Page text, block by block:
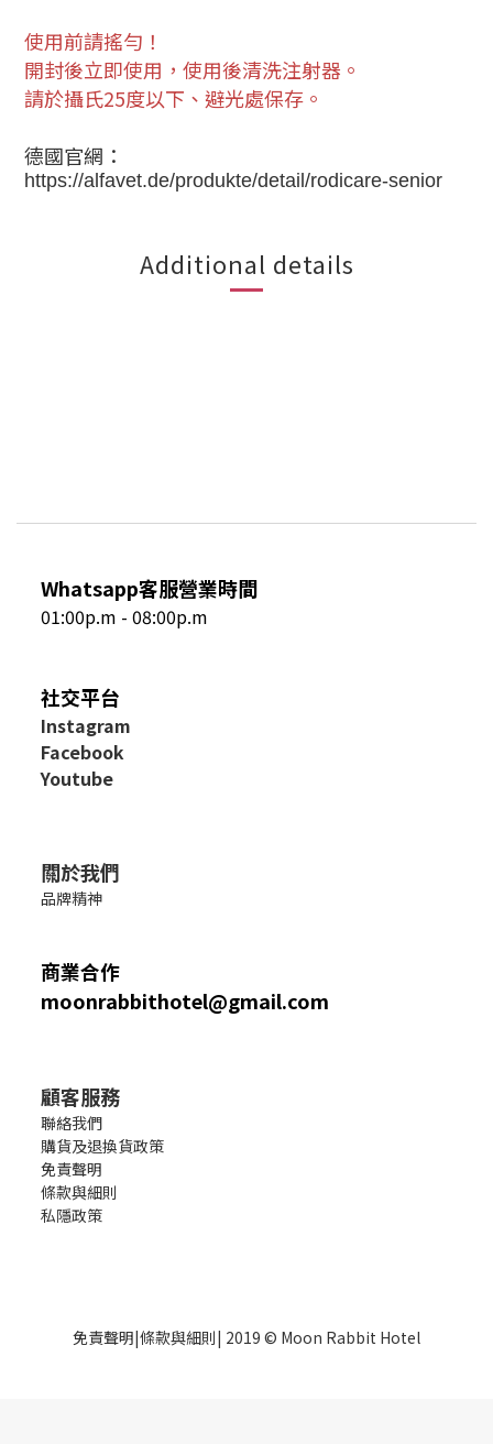
使用前請搖勻！
開封後立即使用，使用後清洗注射器。
請於攝氏25度以下、避光處保存。
德國官網：
https://alfavet.de/produkte/detail/rodicare-senior
Additional details
Whatsapp客服營業時間
01:00p.m - 08:00p.m
社交平台
Instagram
Facebook
Youtube
關於我們
品牌精神
商業合作
moonrabbithotel@gmail.com
顧客服務
聯絡我們
購貨及退換貨政策
免責聲明
條款與細則
私隱政策
免責聲明|條款與細則| 2019 © Moon Rabbit Hotel